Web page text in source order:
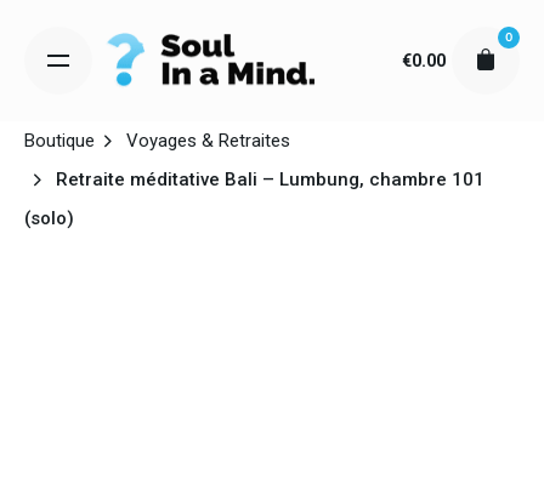
content
€0.00
0
Boutique
Voyages & Retraites
Retraite méditative Bali – Lumbung, chambre 101
(solo)